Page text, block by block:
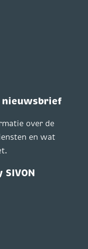
nieuwsbrief
over de
en wat